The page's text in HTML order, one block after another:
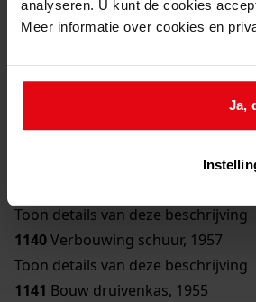
analyseren. U kunt de cookies
Meer informatie over cookies en
Ja,
Toon details van deze beschrijving
1136Bouw bergplaats, 1950
Toon details van deze beschrijving
1137Bouw schuur, 1951
Toon details van deze beschrijving
Toon details van deze beschrijving
Toon details van deze beschrijving
1140Verbouwing schuur, 1957
Toon details van deze beschrijving
1141 Bouw druivenkas, 1955